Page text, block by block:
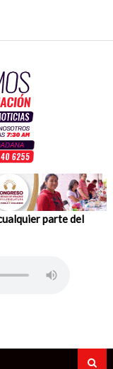
parte del